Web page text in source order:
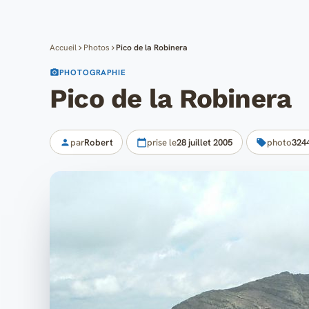
Accueil Photos Pico de la Robinera
PHOTOGRAPHIE
Pico de la Robinera
parRobert prise le28 juillet 2005 photo